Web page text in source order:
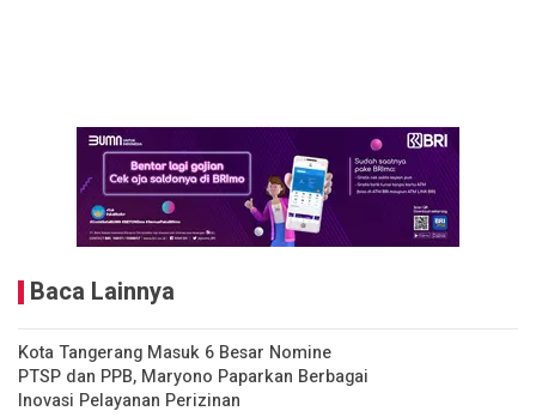
Baca Lainnya
Kota Tangerang Masuk 6 Besar Nomine
PTSP dan PPB, Maryono Paparkan Berbagai
Inovasi Pelayanan Perizinan